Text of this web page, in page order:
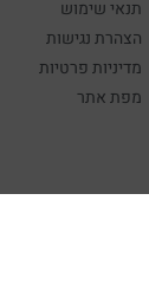
תנאי שימוש
הצהרת נגישות
מדיניות פרטיות
מפת אתר